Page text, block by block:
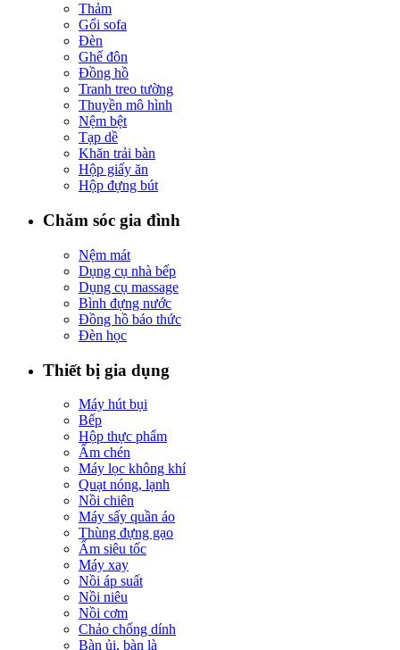
Thảm
Gối sofa
Đèn
Ghế đôn
Đồng hồ
Tranh treo tường
Thuyền mô hình
Nệm bệt
Tạp dề
Khăn trải bàn
Hộp giấy ăn
Hộp đựng bút
Chăm sóc gia đình
Nệm mát
Dụng cụ nhà bếp
Dụng cụ massage
Bình đựng nước
Đồng hồ báo thức
Đèn học
Thiết bị gia dụng
Máy hút bụi
Bếp
Hộp thực phẩm
Ấm chén
Máy lọc không khí
Quạt nóng, lạnh
Nồi chiên
Máy sấy quần áo
Thùng đựng gạo
Ấm siêu tốc
Máy xay
Nồi áp suất
Nồi niêu
Nồi cơm
Chảo chống dính
Bàn ủi, bàn là